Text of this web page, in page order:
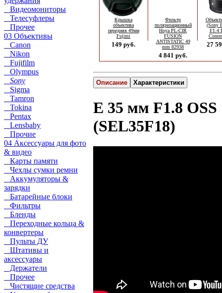
Видеомониторы
Телесуфлеры
Прочее
03 Объективы
Canon
Nikon
Fujifilm
Olympus
Sony
Sigma
Tamron
Tokina
Pentax
Lensbaby
Прочие
04 Аксессуары для фото
& видео
Карты памяти
Чехлы сумки ремни
Аккумуляторы &
зарядки
Батарейные блоки
Фильтры
Бленды
Переходные кольца &
конвертеры
Пульты ДУ
Штативы и
аксессуары
Держатели
Прочее
Чистящие средства
Крышка
объектива
передняя 49мм
Fujimi
149 руб.
Фильтр
поляризационный
Hoya PL-CIR
FUSION
ANTISTATIC 49
mm 82938
4 841 руб.
(Sony
f/1.4
27
Описание Характеристики
E 35 мм F1.8 OSS
(SEL35F18)